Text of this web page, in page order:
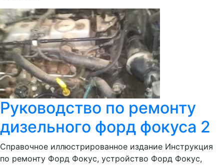
Руководство по ремонту
дизельного форд фокуса 2
Справочное иллюстрированное издание Инструкция
по ремонту Форд Фокус, устройство Форд Фокус,